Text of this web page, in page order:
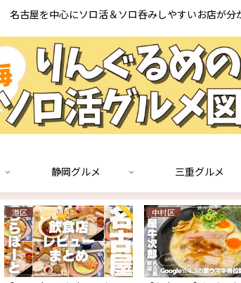
名古屋を中心にソロ活＆ソロ呑みしやすいお店が分
静岡グルメ 三重グルメ
港区 中村区